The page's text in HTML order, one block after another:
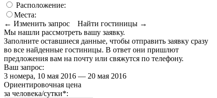
Расположение:
Места:
← Изменить запрос
Найти гостиницы →
Мы нашли рассмотреть вашу заявку.
Заполните оставшиеся данные, чтобы отправить заявку сразу
во все найденные гостиницы. В ответ они пришлют
предложения вам на почту или свяжутся по телефону.
Ваш запрос:
3 номера, 10 мая 2016 — 20 мая 2016
Ориентировочная цена
за человека/сутки*: